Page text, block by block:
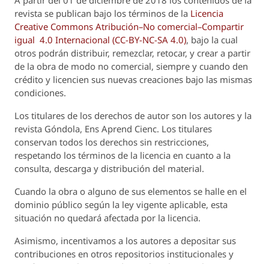
revista se publican bajo los términos de la Licencia
Creative Commons Atribución–No comercial–Compartir
igual 4.0 Internacional (CC-BY-NC-SA 4.0), bajo la cual
otros podrán distribuir, remezclar, retocar, y crear a partir
de la obra de modo no comercial, siempre y cuando den
crédito y licencien sus nuevas creaciones bajo las mismas
condiciones.
Los titulares de los derechos de autor son los autores y la
revista Góndola, Ens Aprend Cienc. Los titulares
conservan todos los derechos sin restricciones,
respetando los términos de la licencia en cuanto a la
consulta, descarga y distribución del material.
Cuando la obra o alguno de sus elementos se halle en el
dominio público según la ley vigente aplicable, esta
situación no quedará afectada por la licencia.
Asimismo, incentivamos a los autores a depositar sus
contribuciones en otros repositorios institucionales y